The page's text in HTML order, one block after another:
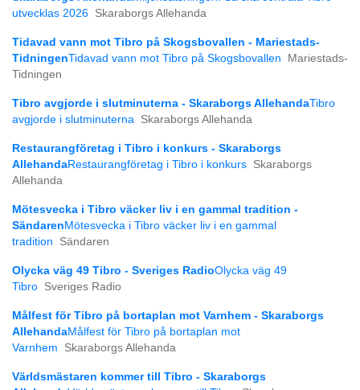
utvecklas 2026 Skaraborgs Allehanda
Tidavad vann mot Tibro på Skogsbovallen - Mariestads-
TidningenTidavad vann mot Tibro på Skogsbovallen
Mariestads-
Tidningen
Tibro avgjorde i slutminuterna - Skaraborgs AllehandaTibro
avgjorde i slutminuterna Skaraborgs Allehanda
Restaurangföretag i Tibro i konkurs - Skaraborgs
AllehandaRestaurangföretag i Tibro i konkurs Skaraborgs
Allehanda
Mötesvecka i Tibro väcker liv i en gammal tradition -
Sändaren Mötesvecka i Tibro väcker liv i en gammal
tradition
Sändaren
Olycka väg 49 Tibro - Sveriges RadioOlycka väg 49
Tibro Sveriges Radio
Målfest för Tibro på bortaplan mot Varnhem - Skaraborgs
AllehandaMålfest för Tibro på bortaplan mot
Varnhem
Skaraborgs Allehanda
Världsmästaren kommer till Tibro - Skaraborgs